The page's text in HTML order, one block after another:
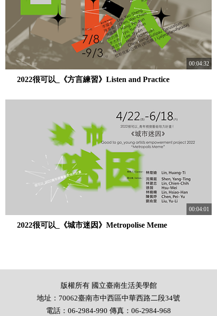
00:04:32
2022很可以_《方言練習》Listen and Practice
00:04:01
2022很可以_《城市迷因》Metropolise Meme
版權所有 國立臺南生活美學館
地址：70062臺南市中西區中華西路二段34號
電話：06-2984-990 傳真：06-2984-968